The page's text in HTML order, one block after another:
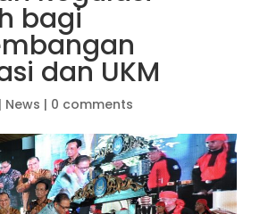
bagi
dan UKM
| News | 0 comments